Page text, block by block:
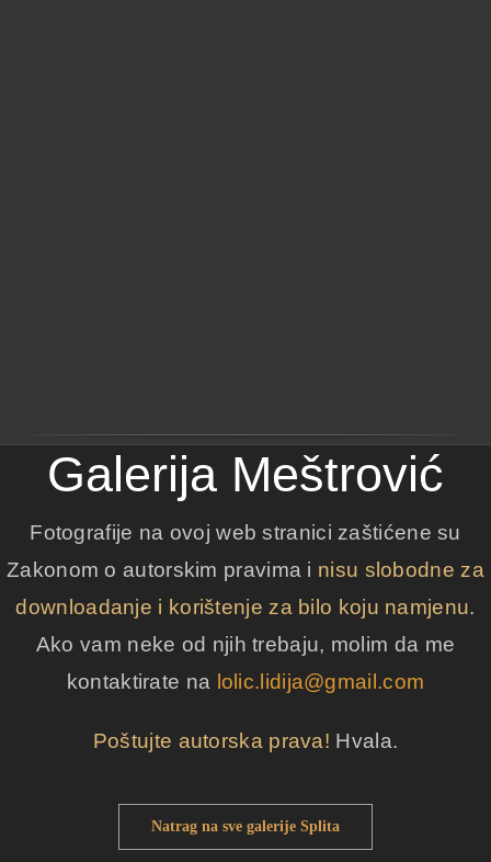
Galerija Meštrović
Fotografije na ovoj web stranici zaštićene su
Zakonom o autorskim pravima i nisu slobodne za
downloadanje i korištenje za bilo koju namjenu.
Ako vam neke od njih trebaju, molim da me
kontaktirate na lolic.lidija@gmail.com
Poštujte autorska prava! Hvala.
Natrag na sve galerije Splita